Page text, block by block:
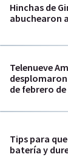
Hinchas de
abuchearon
Telenueve
de febrero de
Tips para
batería y